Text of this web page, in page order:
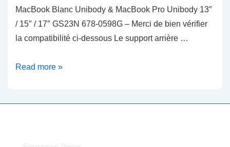
MacBook Blanc Unibody & MacBook Pro Unibody 13″
/ 15″ / 17″ GS23N 678-0598G – Merci de bien vérifier
la compatibilité ci-dessous Le support arrière …
Graveur
Read more »